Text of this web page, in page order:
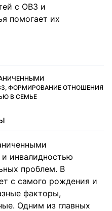
с ОВЗ и
помогает их
ФОРМИРОВАНИЕ ОТНОШЕНИЯ
В СЕМЬЕ
инвалидностью
проблем. В
с самого рождения и
факторы,
Одним из главных